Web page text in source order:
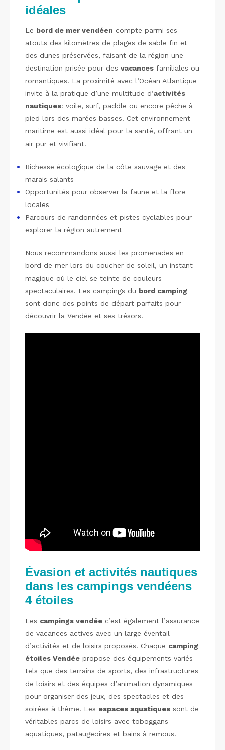
idéales
Le bord de mer vendéen compte parmi ses
atouts des kilomètres de plages de sable fin et
des dunes préservées, faisant de la région une
destination prisée pour des vacances familiales ou
romantiques. La proximité avec l’Océan Atlantique
invite à la pratique d’une multitude d’activités
nautiques: voile, surf, paddle ou encore pêche à
pied lors des marées basses. Cet environnement
maritime est aussi idéal pour la santé, offrant un
air pur et vivifiant.
Richesse écologique de la côte sauvage et des
marais salants
Opportunités pour observer la faune et la flore
locales
Parcours de randonnées et pistes cyclables pour
explorer la région autrement
Nous recommandons aussi les promenades en
bord de mer lors du coucher de soleil, un instant
magique où le ciel se teinte de couleurs
spectaculaires. Les campings du bord camping
sont donc des points de départ parfaits pour
découvrir la Vendée et ses trésors.
Évasion et activités nautiques
dans les campings vendéens
4 étoiles
Les campings vendée c’est également l’assurance
de vacances actives avec un large éventail
d’activités et de loisirs proposés. Chaque camping
étoiles Vendée propose des équipements variés
tels que des terrains de sports, des infrastructures
de loisirs et des équipes d’animation dynamiques
pour organiser des jeux, des spectacles et des
soirées à thème. Les espaces aquatiques sont de
véritables parcs de loisirs avec toboggans
aquatiques, pataugeoires et bains à remous.